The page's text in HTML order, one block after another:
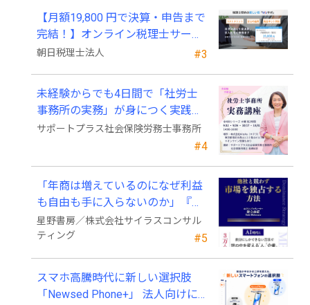
#3
【月額19,800 円で決算・申告まで
完結！】オンライン税理士サービ
ス「Wiz サポ」
朝日税理士法人
#4
未経験からでも4日間で「社労士
事務所の実務」が身につく実践講
座、2026年9月開講
サポートプラス社会保険労務士事務所
#5
「年商は増えているのになぜ利益
も自由も手に入らないのか」『他
社と競わず 市場を独占する方法』
発売
星野書房／株式会社サイラスコンサル
ティング
スマホ高騰時代に新しい選択肢
「Newsed Phone+」 法人向けに7